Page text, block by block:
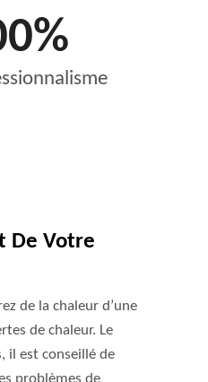
%
De Votre
de la chaleur d’une
de chaleur. Le
il est conseillé de
problèmes de